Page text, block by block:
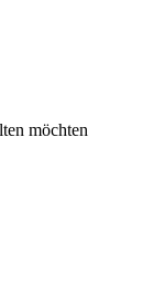
möchten